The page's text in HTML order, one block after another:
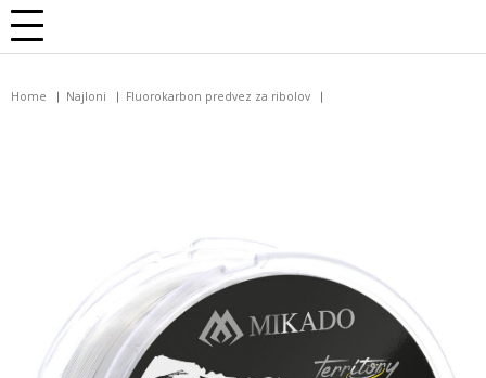
Home Najloni Fluorokarbon predvez za ribolov